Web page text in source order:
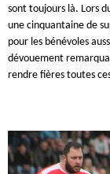
sont toujours là. Lors
une cinquantaine de
pour les bénévoles
dévouement
rendre fières toutes